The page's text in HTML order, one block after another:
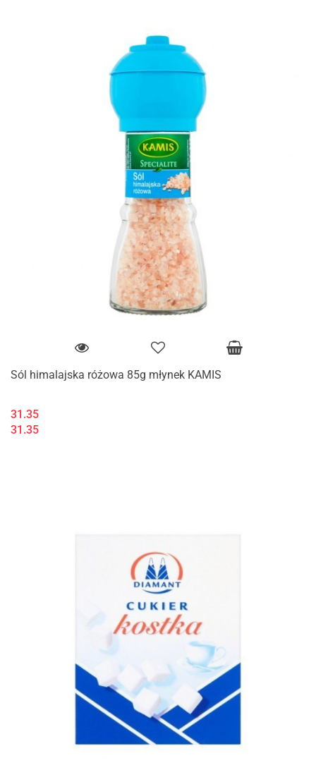
Sól himalajska różowa 85g młynek KAMIS
31.35
31.35